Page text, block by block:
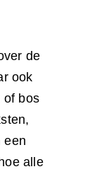
de
ook
of bos
een
alle